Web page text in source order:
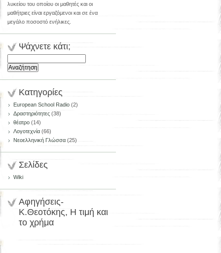
λυκείου του οποίου οι μαθητές και οι
μαθήτριες είναι εργαζόμενοι και σε ένα
μεγάλο ποσοστό ενήλικες.
Ψάχνετε κάτι;
για:
Κατηγορίες
European School Radio (2)
Δραστηριότητες (38)
θέατρο (14)
Λογοτεχνία (66)
Νεοελληνική Γλώσσα (25)
Σελίδες
Wiki
Αφηγήσεις-
Κ.Θεοτόκης, Η τιμή και
το χρήμα